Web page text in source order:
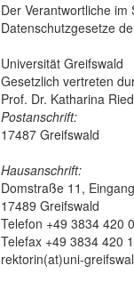
Der Verantwortliche
Datenschutzgesetze
Universität Greifswald
Gesetzlich vertreten
Prof. Dr. Katharina
Postanschrift:
17487 Greifswald
Hausanschrift:
Domstraße 11,
17489 Greifswald
Telefon +49 3834 420 0
Telefax +49 3834 420
rektorin(at)uni-